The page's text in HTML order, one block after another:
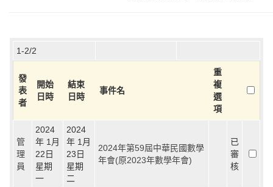
1-2/2
發
表
者
開始
日時
結束
日時
事件名
重
複
選
項
管
理
員
2024
年 1月
22日
星期
一
2024
年 1月
23日
星期
二
2024年第59屆中華民國數學
年會(原2023年數學年會)
已
審
核